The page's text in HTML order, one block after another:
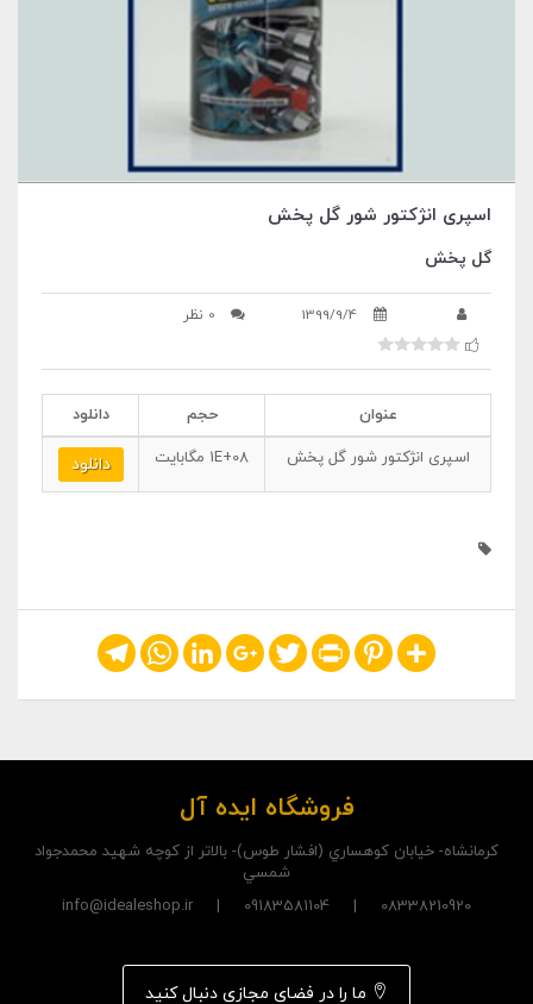
اسپری انژکتور شور گل پخش
گل پخش
1399/9/4 0 نظر
عنوان حجم
دانلود
اسپری انژکتور شور گل پخش
1E+08 مگابایت دانلود
Share
Pinterest
Print
Twitter
Google+
LinkedIn
WhatsApp
Telegram
فروشگاه ایده آل
کرمانشاه- خيابان کوهساري (افشار طوس)- بالاتر از کوچه شهيد محمدجواد
شمسي
08338210920 | 09183581104 | info@idealeshop.ir
ما را در فضای مجازی دنبال کنید